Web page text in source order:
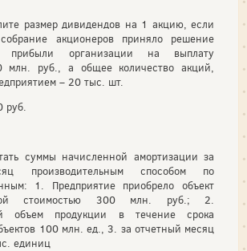
размер дивидендов на 1 акцию, если
акционеров приняло решение
прибыли организации на выплату
млн. руб., а общее количество акций,
– 20 тыс. шт.
руб.
суммы начисленной амортизации за
производительным способом по
1. Предприятие приобрело объект
стоимостью 300 млн. руб.; 2.
объем продукции в течение срока
100 млн. ед., 3. за отчетный месяц
единиц